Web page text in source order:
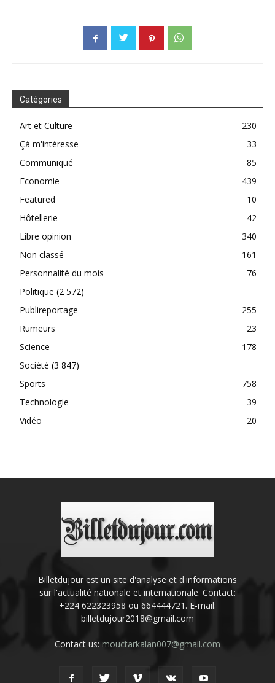
Catégories
Art et Culture
230
Çà m'intéresse
33
Communiqué
85
Economie
439
Featured
10
Hôtellerie
42
Libre opinion
340
Non classé
161
Personnalité du mois
76
Politique (2 572)
Publireportage
255
Rumeurs
23
Science
178
Société (3 847)
Sports
758
Technologie
39
Vidéo
20
Billetdujour est un site d'analyse et d'informations
sur l'actualité nationale et internationale. Contact:
+224 622323958 ou 664444721. E-mail:
billetdujour2018@gmail.com
Contact us: mouctarkalan007@gmail.com